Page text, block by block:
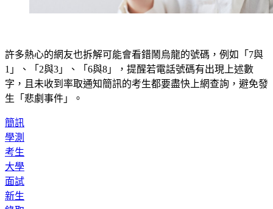
許多熱心的網友也拆解可能會看錯鬧烏龍的號碼，例如「7與
1」、「2與3」、「6與8」，提醒若電話號碼有出現上述數
字，且未收到率取通知簡訊的考生都要盡快上網查詢，避免發
生「悲劇事件」。
簡訊
學測
考生
大學
面試
新生